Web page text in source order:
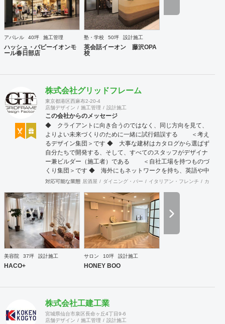
アパレル 40坪 施工管理
ハッシュ・パピーイオンモ
ール春日部店
塾・学校 50坪 設計施工
英会話イーオン 藤沢OPA
校
株式会社グリッドフレーム
東京都港区西麻布2-20-4
店舗デザイン
施工管理 設計施工
この会社からのメッセージ
◆ クライアントに向き合うのではなく、同じ方向を見て、
よりよい未来づくりのために一緒に試行錯誤する ＜考え
るデザイン集団＞です ◆ 大事な建材はカタログから選ばず
自分たちで開発する、そして、すべてのスタッフがデザイナ
ー兼ビルダー（施工者）である ＜自社工場を持つものづ
くり集団＞です ◆ 海外にもネットワークを持ち、英語や中
国語に堪能なスタッフたちが、海外から国内への出店をスム
工案件、設計＋造作物の案件、施工案件、造作物制作など、
多様な請負形態が可能です。工場では金属を中心にさまざま
な素材を用いた制作が可能で、例えば通常デザイン性とは無
縁な特定防火設備（鉄扉）などにも高いデザイン性を施すこ
とも可能です。 GRIDFRAME とりかえのきかない空間
https://gridframe.co.jp/ Synes(シネス) 霧のようなやわらか
込む空間 https://sotochiku.com/
対応可能な業態 居酒屋 ダイニング・バー イタリアン・フレンチ カフェ
美容院 37坪 設計施工
HACO+
サロン 10坪 設計施工
HONEY BOO
株式会社工建工業
宮城県仙台市泉区長命ヶ丘4丁目9-6
店舗デザイン
施工管理 設計施工